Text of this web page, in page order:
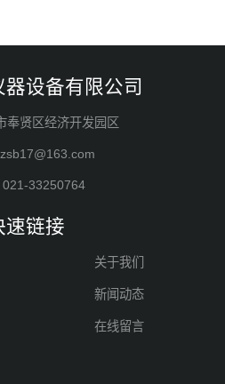
器设备有限公司
奉贤区经济开发园区
021-33250764
速链接
关于我们
新闻动态
在线留言